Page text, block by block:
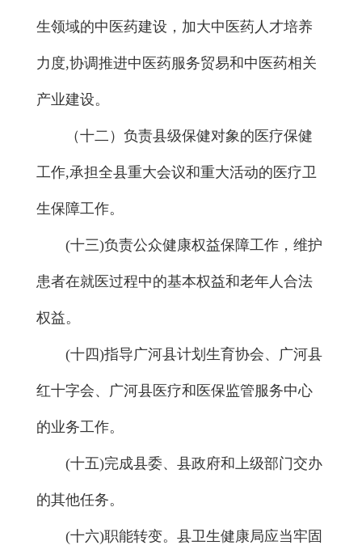
生领域的中医药建设，加大中医药人才培养
力度,协调推进中医药服务贸易和中医药相关
产业建设。
（十二）负责县级保健对象的医疗保健
工作,承担全县重大会议和重大活动的医疗卫
生保障工作。
(十三)负责公众健康权益保障工作，维护
患者在就医过程中的基本权益和老年人合法
权益。
(十四)指导广河县计划生育协会、广河县
红十字会、广河县医疗和医保监管服务中心
的业务工作。
(十五)完成县委、县政府和上级部门交办
的其他任务。
(十六)职能转变。县卫生健康局应当牢固